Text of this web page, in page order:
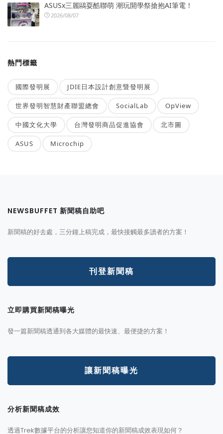
ASUSx三麗鷗耍酷聯萌 潮玩開學祭搶抱AI筆電！
2026/08/07
熱門標籤
國際發明展 JDIE日本設計創意暨發明展
世界發明智慧財產聯盟總會 SocialLab OpView
中國文化大學 台灣發明商品促進協會 北市圖
ASUS Microchip
NEWSBUFFET 新聞稿自助吧
新聞稿的好去處，三分鐘上稿完成，最快接觸最多讀者的方案！
刊登新聞稿
立即購買新聞稿曝光
發一篇新聞稿透通到各大媒體的最快速、最便捷的方案！
讓新聞稿曝光
分析新聞稿成效
透過Trek數據平台的分析讓您知道你的新聞稿成效表現如何？